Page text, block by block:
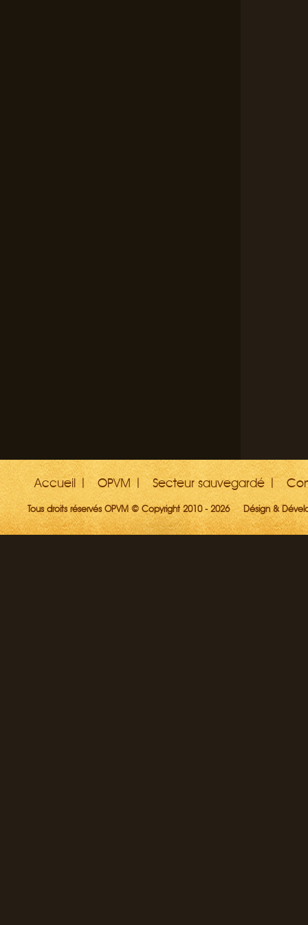
Accueil OPVM Secteur sauvegardé
Tous droits réservés OPVM © Copyright 2010 - 2026 Désign &